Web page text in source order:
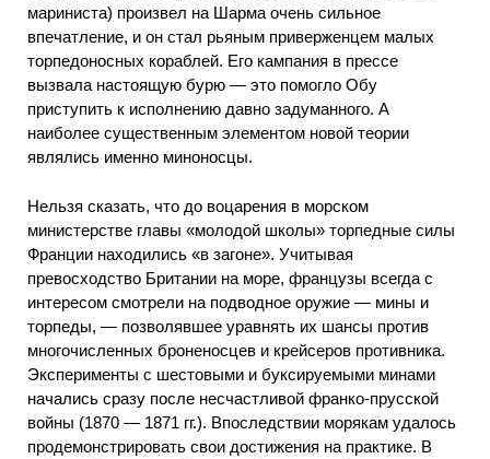
мариниста) произвел на Шарма очень сильное
впечатление, и он стал рьяным приверженцем малых
торпедоносных кораблей. Его кампания в прессе
вызвала настоящую бурю — это помогло Обу
приступить к исполнению давно задуманного. А
наиболее существенным элементом новой теории
являлись именно миноносцы.
Нельзя сказать, что до воцарения в морском
министерстве главы «молодой школы» торпедные силы
Франции находились «в загоне». Учитывая
превосходство Британии на море, французы всегда с
интересом смотрели на подводное оружие — мины и
торпеды, — позволявшее уравнять их шансы против
многочисленных броненосцев и крейсеров противника.
Эксперименты с шестовыми и буксируемыми минами
начались сразу после несчастливой франко-прусской
войны (1870 — 1871 гг.). Впоследствии морякам удалось
продемонстрировать свои достижения на практике. В